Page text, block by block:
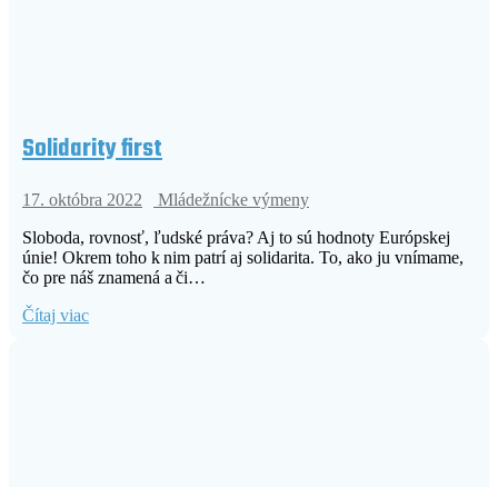
Solidarity first
17. októbra 2022
Mládežnícke výmeny
Sloboda, rovnosť, ľudské práva? Aj to sú hodnoty Európskej
únie! Okrem toho k nim patrí aj solidarita. To, ako ju vnímame,
čo pre náš znamená a či…
Čítaj viac